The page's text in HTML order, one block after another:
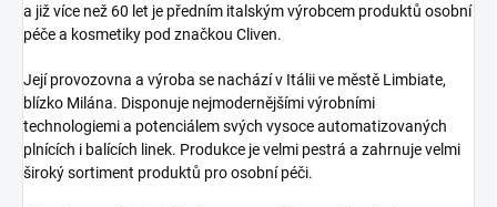
a již více než 60 let je předním italským výrobcem produktů osobní
péče a kosmetiky pod značkou Cliven.
Její provozovna a výroba se nachází v Itálii ve městě Limbiate,
blízko Milána. Disponuje nejmodernějšími výrobními
technologiemi a potenciálem svých vysoce automatizovaných
plnících i balících linek. Produkce je velmi pestrá a zahrnuje velmi
široký sortiment produktů pro osobní péči.